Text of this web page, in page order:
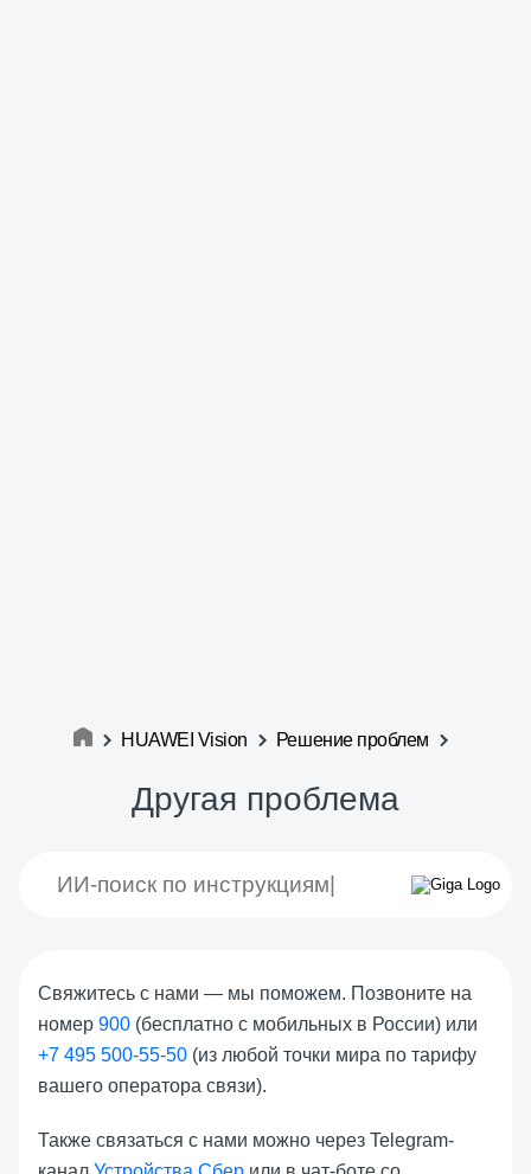
HUAWEI Vision Решение проблем
Другая проблема
Свяжитесь с нами — мы поможем. Позвоните на
номер 900 (бесплатно с мобильных в России) или
+7 495 500-55-50 (из любой точки мира по тарифу
вашего оператора связи).
Также связаться с нами можно через Telegram-